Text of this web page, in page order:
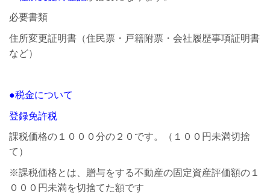
必要書類
住所変更証明書（住民票・戸籍附票・会社履歴事項証明書
など）
●税金について
登録免許税
課税価格の１０００分の２０です。（１００円未満切捨
て）
※課税価格とは、贈与をする不動産の固定資産評価額の１
０００円未満を切捨てた額です